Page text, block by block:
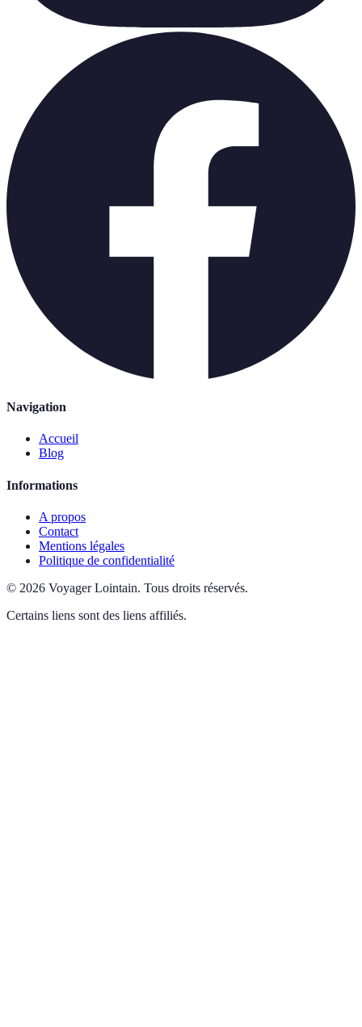
Navigation
Accueil
Blog
Informations
A propos
Contact
Mentions légales
Politique de confidentialité
© 2026 Voyager Lointain. Tous droits réservés.
Certains liens sont des liens affiliés.